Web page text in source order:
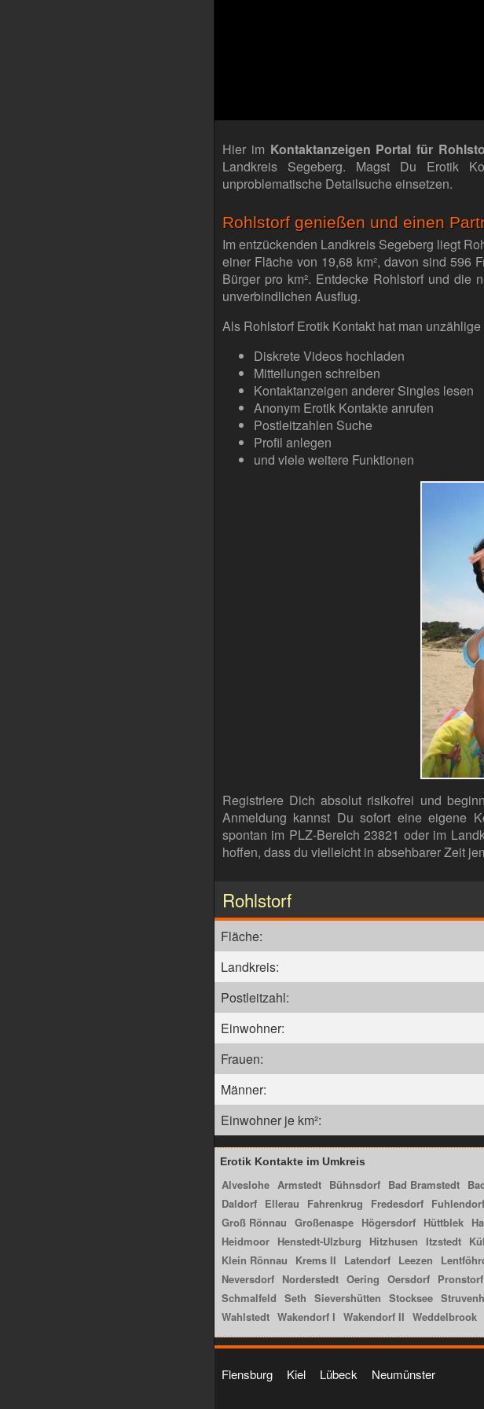
Hier im Kontaktanzeigen Portal für
Landkreis Segeberg. Magst Du Erotik
unproblematische Detailsuche einsetzen.
Rohlstorf genießen und einen
Im entzückenden Landkreis Segeberg liegt
einer Fläche von 19,68 km², davon sind 596
Bürger pro km². Entdecke Rohlstorf und die
unverbindlichen Ausflug.
Als Rohlstorf Erotik Kontakt hat man
Diskrete Videos hochladen
Mitteilungen schreiben
Kontaktanzeigen anderer Singles lesen
Anonym Erotik Kontakte anrufen
Postleitzahlen Suche
Profil anlegen
und viele weitere Funktionen
Registriere Dich absolut risikofrei und
Anmeldung kannst Du sofort eine eigene
spontan im PLZ-Bereich 23821 oder im
hoffen, dass du vielleicht in absehbarer Zeit
Rohlstorf
Fläche:
Landkreis:
Postleitzahl:
Einwohner:
Frauen:
Männer:
Einwohner je km²:
Erotik Kontakte im Umkreis
Alveslohe Armstedt Bühnsdorf Bad Bramstedt
Daldorf Ellerau Fahrenkrug Fredesdorf Fuhlendorf
Groß Rönnau Großenaspe Högersdorf Hüttblek
Heidmoor Henstedt-Ulzburg Hitzhusen Itzstedt
Klein Rönnau
Krems II Latendorf Leezen
Neversdorf Norderstedt Oering Oersdorf Pronstorf
Schmalfeld Seth Sievershütten Stocksee
Wahlstedt Wakendorf I Wakendorf II Weddelbrook
Flensburg Kiel Lübeck Neumünster